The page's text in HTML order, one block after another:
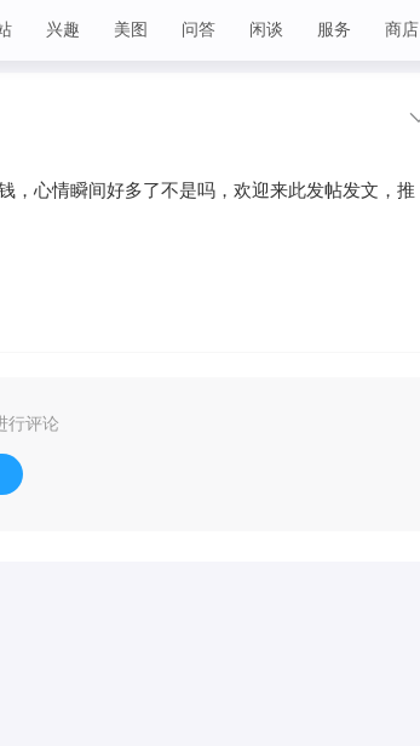
兴趣 美图 问答 闲谈 服务 商店
，心情瞬间好多了不是吗，欢迎来此发帖发文，推
行评论